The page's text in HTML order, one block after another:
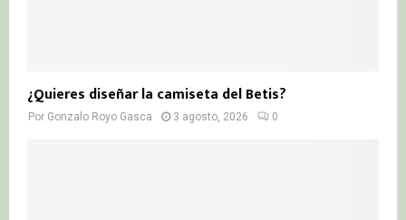
¿Quieres diseñar la camiseta del Betis?
Por Gonzalo Royo Gasca 3 agosto, 2026 0